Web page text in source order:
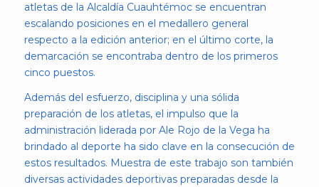
atletas de la Alcaldía Cuauhtémoc se encuentran
escalando posiciones en el medallero general
respecto a la edición anterior; en el último corte, la
demarcación se encontraba dentro de los primeros
cinco puestos.
Además del esfuerzo, disciplina y una sólida
preparación de los atletas, el impulso que la
administración liderada por Ale Rojo de la Vega ha
brindado al deporte ha sido clave en la consecución de
estos resultados. Muestra de este trabajo son también
diversas actividades deportivas preparadas desde la